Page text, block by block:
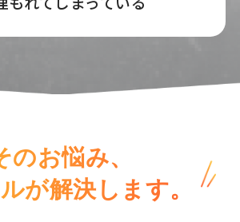
のお悩み、
が解決します。